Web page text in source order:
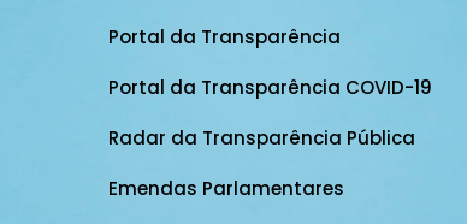
Portal da Transparência
Portal da Transparência COVID-19
Radar da Transparência Pública
Emendas Parlamentares